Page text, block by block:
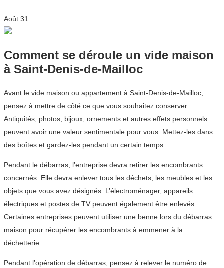
Août 31
Comment se déroule un vide maison
à Saint-Denis-de-Mailloc
Avant le vide maison ou appartement à Saint-Denis-de-Mailloc,
pensez à mettre de côté ce que vous souhaitez conserver.
Antiquités, photos, bijoux, ornements et autres effets personnels
peuvent avoir une valeur sentimentale pour vous. Mettez-les dans
des boîtes et gardez-les pendant un certain temps.
Pendant le débarras, l’entreprise devra retirer les encombrants
concernés. Elle devra enlever tous les déchets, les meubles et les
objets que vous avez désignés. L’électroménager, appareils
électriques et postes de TV peuvent également être enlevés.
Certaines entreprises peuvent utiliser une benne lors du débarras
maison pour récupérer les encombrants à emmener à la
déchetterie.
Pendant l’opération de débarras, pensez à relever le numéro de